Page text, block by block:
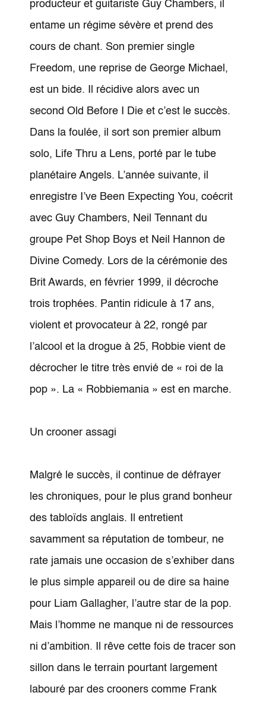
producteur et guitariste Guy Chambers, il
entame un régime sévère et prend des
cours de chant. Son premier single
Freedom, une reprise de George Michael,
est un bide. Il récidive alors avec un
second Old Before I Die et c’est le succès.
Dans la foulée, il sort son premier album
solo, Life Thru a Lens, porté par le tube
planétaire Angels. L’année suivante, il
enregistre I’ve Been Expecting You, coécrit
avec Guy Chambers, Neil Tennant du
groupe Pet Shop Boys et Neil Hannon de
Divine Comedy. Lors de la cérémonie des
Brit Awards, en février 1999, il décroche
trois trophées. Pantin ridicule à 17 ans,
violent et provocateur à 22, rongé par
l’alcool et la drogue à 25, Robbie vient de
décrocher le titre très envié de « roi de la
pop ». La « Robbiemania » est en marche.
Un crooner assagi
Malgré le succès, il continue de défrayer
les chroniques, pour le plus grand bonheur
des tabloïds anglais. Il entretient
savamment sa réputation de tombeur, ne
rate jamais une occasion de s’exhiber dans
le plus simple appareil ou de dire sa haine
pour Liam Gallagher, l’autre star de la pop.
Mais l’homme ne manque ni de ressources
ni d’ambition. Il rêve cette fois de tracer son
sillon dans le terrain pourtant largement
labouré par des crooners comme Frank